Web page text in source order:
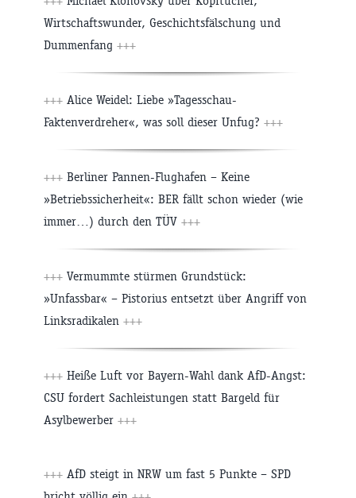
Wirtschaftswunder, Geschichtsfälschung und
Dummenfang +++
+++ Alice Weidel: Liebe »Tagesschau-
Faktenverdreher«, was soll dieser Unfug? +++
+++ Berliner Pannen-Flughafen – Keine
»Betriebssicherheit«: BER fällt schon wieder (wie
immer…) durch den TÜV +++
+++ Vermummte stürmen Grundstück:
»Unfassbar« – Pistorius entsetzt über Angriff von
Linksradikalen +++
+++ Heiße Luft vor Bayern-Wahl dank AfD-Angst:
CSU fordert Sachleistungen statt Bargeld für
Asylbewerber +++
+++ AfD steigt in NRW um fast 5 Punkte – SPD